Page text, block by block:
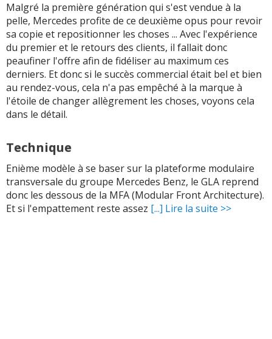
Malgré la première génération qui s'est vendue à la
pelle, Mercedes profite de ce deuxième opus pour revoir
sa copie et repositionner les choses ... Avec l'expérience
du premier et le retours des clients, il fallait donc
peaufiner l'offre afin de fidéliser au maximum ces
derniers. Et donc si le succès commercial était bel et bien
au rendez-vous, cela n'a pas empêché à la marque à
l'étoile de changer allègrement les choses, voyons cela
dans le détail.
Technique
Enième modèle à se baser sur la plateforme modulaire
transversale du groupe Mercedes Benz, le GLA reprend
donc les dessous de la MFA (Modular Front Architecture).
Et si l'empattement reste assez [...] Lire la suite >>